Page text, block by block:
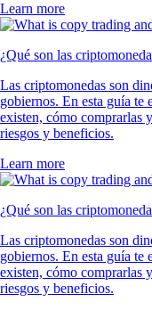
Learn more
¿Qué son las
Las criptomonedas son
gobiernos. En esta guía
existen, cómo comprarlas
riesgos y beneficios.
Learn more
¿Qué son las
Las criptomonedas son
gobiernos. En esta guía
existen, cómo comprarlas
riesgos y beneficios.